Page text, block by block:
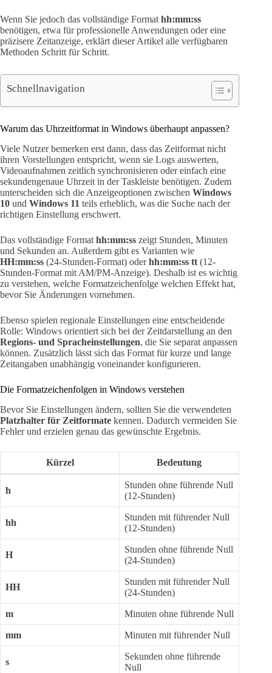
Wenn Sie jedoch das vollständige Format hh:mm:ss
benötigen, etwa für professionelle Anwendungen oder eine
präzisere Zeitanzeige, erklärt dieser Artikel alle verfügbaren
Methoden Schritt für Schritt.
Schnellnavigation
Warum das Uhrzeitformat in Windows überhaupt anpassen?
Viele Nutzer bemerken erst dann, dass das Zeitformat nicht
ihren Vorstellungen entspricht, wenn sie Logs auswerten,
Videoaufnahmen zeitlich synchronisieren oder einfach eine
sekundengenaue Uhrzeit in der Taskleiste benötigen. Zudem
unterscheiden sich die Anzeigeoptionen zwischen Windows
10 und Windows 11 teils erheblich, was die Suche nach der
richtigen Einstellung erschwert.
Das vollständige Format hh:mm:ss zeigt Stunden, Minuten
und Sekunden an. Außerdem gibt es Varianten wie
HH:mm:ss (24-Stunden-Format) oderhh:mm:ss tt (12-
Stunden-Format mit AM/PM-Anzeige). Deshalb ist es wichtig
zu verstehen, welche Formatzeichenfolge welchen Effekt hat,
bevor Sie Änderungen vornehmen.
Ebenso spielen regionale Einstellungen eine entscheidende
Rolle: Windows orientiert sich bei der Zeitdarstellung an den
Regions- und Spracheinstellungen, die Sie separat anpassen
können. Zusätzlich lässt sich das Format für kurze und lange
Zeitangaben unabhängig voneinander konfigurieren.
Die Formatzeichenfolgen in Windows verstehen
Bevor Sie Einstellungen ändern, sollten Sie die verwendeten
Platzhalter für Zeitformate kennen. Dadurch vermeiden Sie
Fehler und erzielen genau das gewünschte Ergebnis.
Kürzel Bedeutung
h
Stunden ohne führende Null
(12-Stunden)
hh
Stunden mit führender Null
(12-Stunden)
H
Stunden ohne führende Null
(24-Stunden)
HH
Stunden mit führender Null
(24-Stunden)
m Minuten ohne führende Null
mm Minuten mit führender Null
s
Sekunden ohne führende
Null